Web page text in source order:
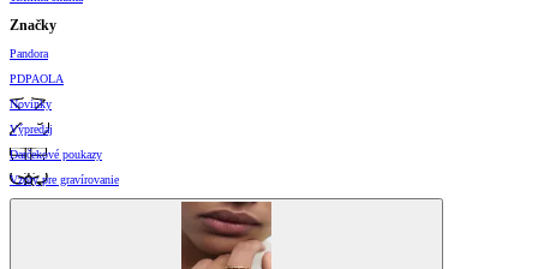
Značky
Pandora
PDPAOLA
Novinky
Výpredaj
Darčekové poukazy
Vzory pre gravírovanie